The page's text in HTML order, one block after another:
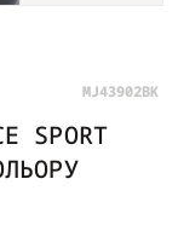
MJ43902BK
SPORT